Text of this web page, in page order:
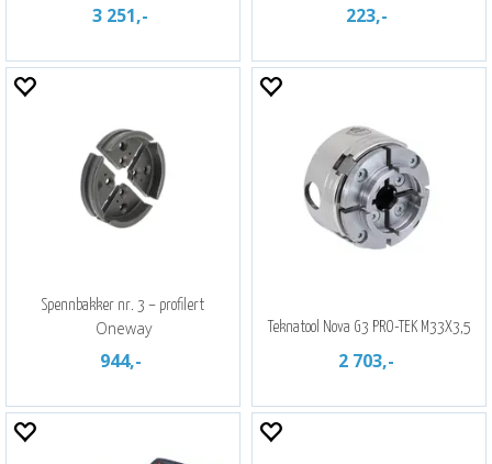
3 251,- 223,-
Spennbakker nr. 3 – profilert
Oneway
944,-
Teknatool Nova G3 PRO-TEK M33X3,5
2 703,-